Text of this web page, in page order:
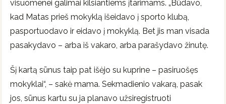
visuomenei galimai kilsiantiems įtarimams. „Būdavo,
kad Matas prieš mokyklą išeidavo į sporto klubą,
pasportuodavo ir eidavo į mokyklą. Bet jis man visada
pasakydavo – arba iš vakaro, arba parašydavo žinutę.
Šį kartą sūnus taip pat išėjo su kuprine – pasiruošęs
mokyklai“, – sakė mama. Sekmadienio vakarą, pasak
jos, sūnus kartu su ja planavo užsiregistruoti